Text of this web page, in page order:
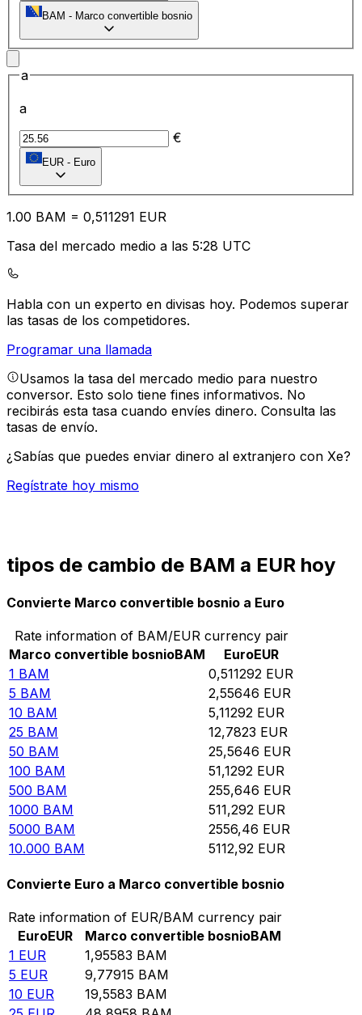
BAM - Marco convertible bosnio
a
a
€
EUR - Euro
1.00 BAM = 0,511291 EUR
Tasa del mercado medio a las 5:28 UTC
Habla con un experto en divisas hoy. Podemos superar
las tasas de los competidores.
Programar una llamada
Usamos la tasa del mercado medio para nuestro
conversor. Esto solo tiene fines informativos. No
recibirás esta tasa cuando envíes dinero. Consulta las
tasas de envío.
¿Sabías que puedes enviar dinero al extranjero con Xe?
Regístrate hoy mismo
tipos de cambio de BAM a EUR hoy
Convierte Marco convertible bosnio a Euro
Rate information of BAM/EUR currency pair
Marco convertible bosnioBAM EuroEUR
1 BAM 0,511292 EUR
5 BAM 2,55646 EUR
10 BAM 5,11292 EUR
25 BAM 12,7823 EUR
50 BAM 25,5646 EUR
100 BAM 51,1292 EUR
500 BAM 255,646 EUR
1000 BAM 511,292 EUR
5000 BAM 2556,46 EUR
10.000 BAM 5112,92 EUR
Convierte Euro a Marco convertible bosnio
Rate information of EUR/BAM currency pair
EuroEUR Marco convertible bosnioBAM
1 EUR 1,95583 BAM
5 EUR 9,77915 BAM
10 EUR 19,5583 BAM